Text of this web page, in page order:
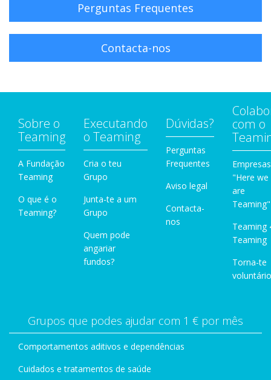
Perguntas Frequentes
Contacta-nos
Sobre o
Teaming
A Fundação
Teaming
O que é o
Teaming?
Executando
o Teaming
Cria o teu
Grupo
Junta-te a um
Grupo
Quem pode
angariar
fundos?
Dúvidas?
Perguntas
Frequentes
Aviso legal
Contacta-
nos
com o
Empresas
"Here we
are
Teaming"
Teaming
Teaming
Torna-te
Grupos que podes ajudar com 1 € por mês
Comportamentos aditivos e dependências
Cuidados e tratamentos de saúde